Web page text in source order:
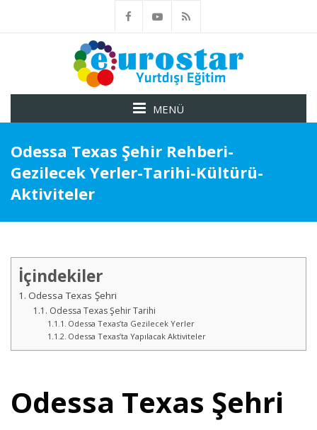
MENÜ
Odessa Texas Şehir Rehberi-
Gezilecek Yerler-Tarihi-Kültürü-
Aktiviteler
İçindekiler
Odessa Texas Şehri
Odessa Texas Şehir Tarihi
Odessa Texas’ta Gezilecek Yerler
Odessa Texas’ta Yapılacak Aktiviteler
Odessa Texas Şehri